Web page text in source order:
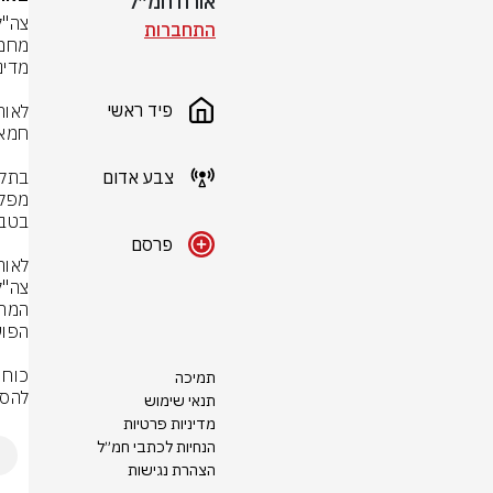
התחברות
פיד ראשי
צבע אדום
פרסם
תמיכה
תנאי שימוש
מדיניות פרטיות
הנחיות לכתבי חמ״ל
הצהרת נגישות